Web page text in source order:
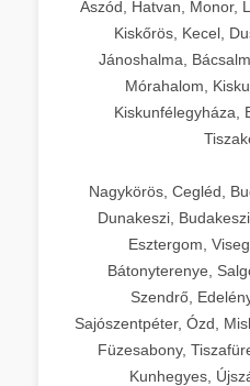
Aszód, Hatvan, Monor,
Kiskőrös, Kecel,
Jánoshalma,
Mórahalom,
Kiskunfélegyháza,
Nagykörös, Cegléd,
Dunakeszi,
Esztergom,
Bátonyterenye,
Szendrő,
Sajószentpéter, Ózd,
Füzesabony,
Kunhegyes,